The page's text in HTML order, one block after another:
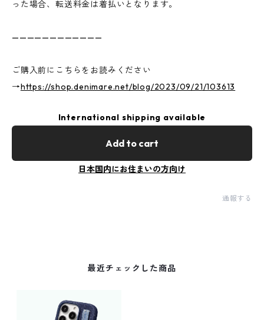
った場合、転送料金は着払いとなります。
————————————
ご購入前にこちらをお読みください
→https://shop.denimare.net/blog/2023/09/21/103613
International shipping available
Add to cart
日本国内にお住まいの方向け
通報する
最近チェックした商品